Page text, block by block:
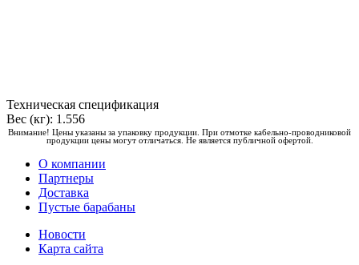
Техническая спецификация
Вес (кг): 1.556
Внимание! Цены указаны за упаковку продукции. При отмотке кабельно-проводниковой
продукции цены могут отличаться. Не является публичной офертой.
О компании
Партнеры
Доставка
Пустые барабаны
Новости
Карта сайта